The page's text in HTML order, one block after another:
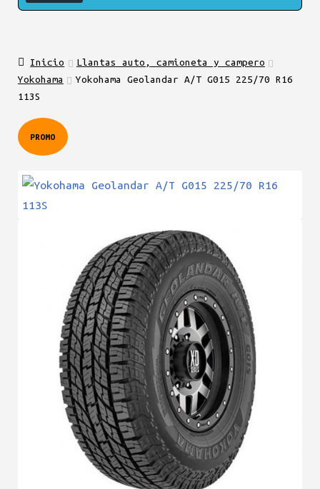
Inicio
Llantas auto, camioneta y campero
Yokohama
Yokohama Geolandar A/T G015 225/70 R16
113S
PROMO